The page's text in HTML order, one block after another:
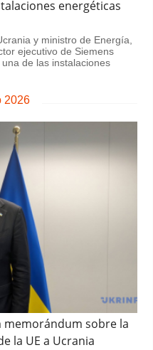
energéticas
y ministro de Energía,
ejecutivo de Siemens
de las instalaciones
2026
sobre la
la UE a Ucrania